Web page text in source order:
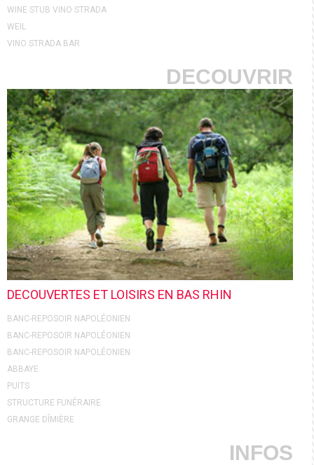
WINE STUB VINO STRADA
WEIL
VINO STRADA BAR
DECOUVRIR
DECOUVERTES ET LOISIRS EN BAS RHIN
BANC-REPOSOIR NAPOLÉONIEN
BANC-REPOSOIR NAPOLÉONIEN
BANC-REPOSOIR NAPOLÉONIEN
ABBAYE
PUITS
STRUCTURE FUNÉRAIRE
GRANGE DÎMIÈRE
INFOS